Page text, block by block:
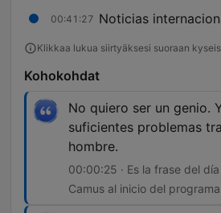
00:41:27 Noticias
Klikkaa lukua siirtyäksesi suoraan
Kohokohdat
No quiero ser un genio.
suficientes problemas
hombre.
00:00:25 · Es la frase del
Camus al inicio del